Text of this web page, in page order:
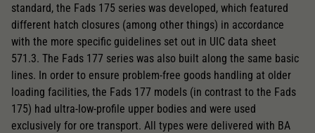
standard, the Fads 175 series was developed, which featured
different hatch closures (among other things) in accordance
with the more specific guidelines set out in UIC data sheet
571.3. The Fads 177 series was also built along the same basic
lines. In order to ensure problem-free goods handling at older
loading facilities, the Fads 177 models (in contrast to the Fads
175) had ultra-low-profile upper bodies and were used
exclusively for ore transport. All types were delivered with BA